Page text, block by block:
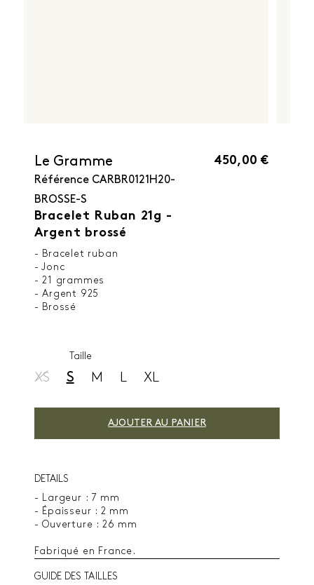
Le Gramme
Référence CARBR0121H20-
BROSSE-S
Bracelet Ruban 21g -
Argent brossé
450,00 €
- Bracelet ruban
- Jonc
- 21 grammes
- Argent 925
- Brossé
Taille
XS S M L XL
AJOUTER AU PANIER
DETAILS
- Largeur : 7 mm
- Épaisseur : 2 mm
- Ouverture : 26 mm
Fabriqué en France.
GUIDE DES TAILLES